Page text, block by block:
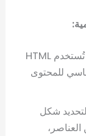
تُستخدم HTML
للمحتوى
تُستخدم CSS لتحديد شكل